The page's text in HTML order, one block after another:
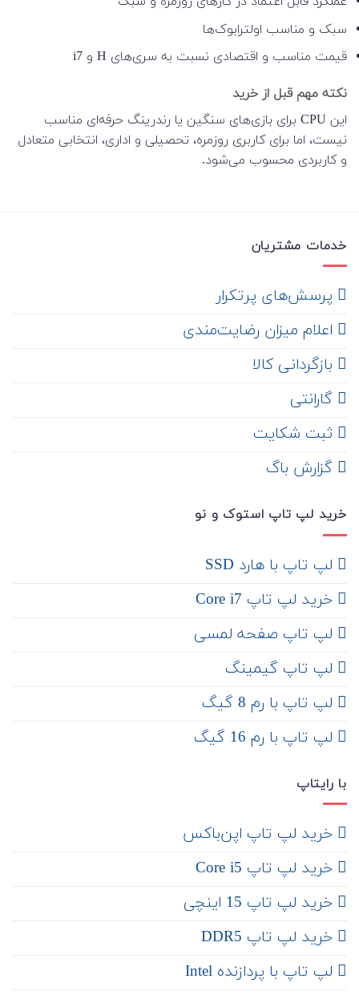
سبک و مناسب اولترابوک‌ها
قیمت مناسب و اقتصادی نسبت به سری‌های H و i7
نکته مهم قبل از خرید
این CPU برای بازی‌های سنگین یا رندرینگ حرفه‌ای مناسب
نیست، اما برای کاربری روزمره، تحصیلی و اداری، انتخابی متعادل
و کاربردی محسوب می‌شود.
خدمات مشتریان
‌ پرسش‌های پرتکرار
اعلام میزان رضایت‌مندی
‌ بازگردانی کالا
گارانتی
ثبت شکایت
‌ گزارش باگ
خرید لپ تاپ استوک و نو
لپ تاپ با هارد SSD
خرید لپ تاپ Core i7
لپ تاپ صفحه لمسی
لپ تاپ گیمینگ
لپ تاپ با رم 8 گیگ
لپ تاپ با رم 16 گیگ
با رایتاپ
‌ خرید لپ تاپ اپن‌باکس
خرید لپ تاپ Core i5
‌‌ خرید لپ تاپ 15 اینچی
خرید لپ تاپ DDR5
لپ تاپ با پردازنده Intel